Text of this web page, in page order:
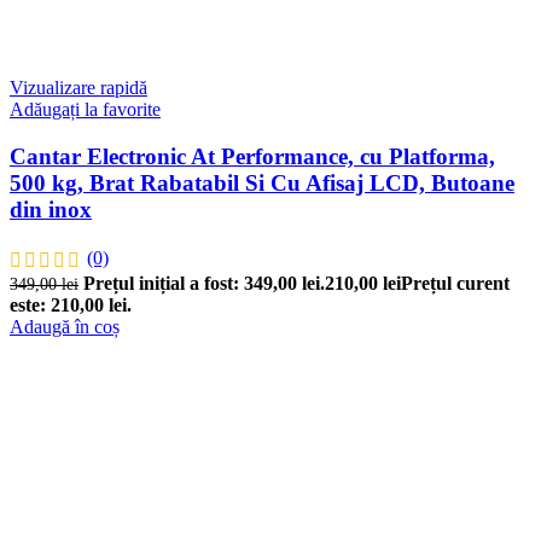
Vizualizare rapidă
Adăugați la favorite
Cantar Electronic At Performance, cu Platforma,
500 kg, Brat Rabatabil Si Cu Afisaj LCD, Butoane
din inox
(0)
349,00lei Prețul inițial a fost: 349,00 lei.210,00 leiPrețul curent
este: 210,00 lei.
Adaugă în coș